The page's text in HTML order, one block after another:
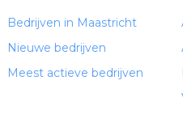
Bedrijven in Maastricht
Nieuwe bedrijven
Meest actieve bedrijven